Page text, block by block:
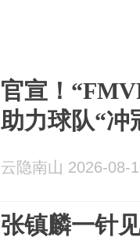
官宣！
助力球队“冲
云隐南山 2026-08-
张镇麟一针